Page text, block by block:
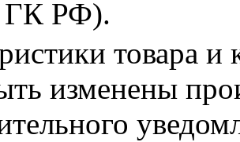
ГК РФ).
товара и
изменены